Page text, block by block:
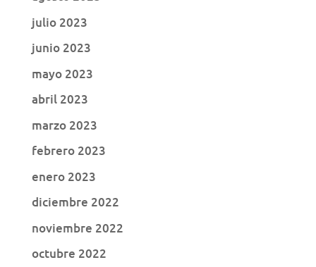
julio 2023
junio 2023
mayo 2023
abril 2023
marzo 2023
febrero 2023
enero 2023
diciembre 2022
noviembre 2022
octubre 2022